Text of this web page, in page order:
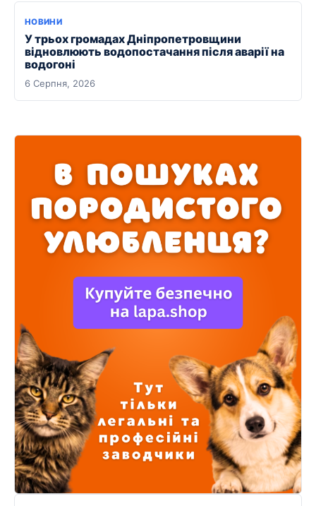
НОВИНИ
У трьох громадах Дніпропетровщини
відновлюють водопостачання після аварії на
водогоні
6 Серпня, 2026